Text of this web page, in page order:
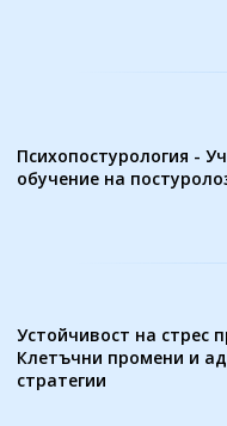
Психопостурология -
обучение на
Устойчивост на стрес
Клетъчни промени и
стратегии